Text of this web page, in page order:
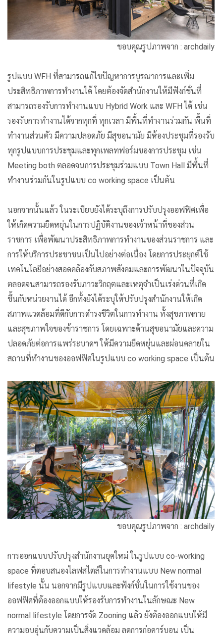
ขอบคุณรูปภาพจาก : archdaily
รูปแบบ WFH ที่สามารถแก้ไขปัญหาการบูรณาการและเพิ่ม
ประสิทธิภาพการทำงานได้ โดยต้องจัดสำนักงานให้มีฟังก์ชั่นที่
สามารถรองรับการทำงานแบบ Hybrid Work และ WFH ได้ เช่น
รองรับการทำงานได้จากทุกที่ ทุกเวลา มีพื้นที่ทำงานร่วมกัน พื้นที่
ทำงานส่วนตัว มีความปลอดภัย มีสุขอนามัย มีห้องประชุมที่รองรับ
ทุกรูปแบบการประชุมและทุกเพลทฟอร์มของการประชุม เช่น
Meeting both ตลอดจนการประชุมร่วมแบบ Town Hall มีพื้นที่
ทำงานร่วมกันในรูปแบบ co working space เป็นต้น
นอกจากนั้นแล้ว ในระเบียบยังได้ระบุถึงการปรับปรุงออฟฟิศเพื่อ
ให้เกิดความยืดหยุ่นในการปฏิบัติงานของเจ้าหน้าที่ของส่วน
ราชการ เพื่อพัฒนาประสิทธิภาพการทำงานของส่วนราชการ และ
การให้บริการประชาชนเป็นไปอย่างต่อเนื่อง โดยการประยุกต์ใช้
เทคโนโลยีอย่างสอดคล้องกับสภาพสังคมและการพัฒนาในปัจจุบัน
ตลอดจนสามารถรองรับภาวะวิกฤตและเหตุจำเป็นเร่งด่วนที่เกิด
ขึ้นกับหน่วยงานได้ อีกทั้งยังได้ระบุให้ปรับปรุงสำนักงานให้เกิด
สภาพแวดล้อมที่ดีกับการดำรงชีวิตในการทำงาน ทั้งสุขภาพกาย
และสุขภาพใจของข้าราชการ โดยเฉพาะด้านสุขอนามัยและความ
ปลอดภัยต่อการแพร่ระบาดฯ ให้มีความยืดหยุ่นและผ่อนคลายใน
สถานที่ทำงานของออฟฟิศในรูปแบบ co working space เป็นต้น
ขอบคุณรูปภาพจาก : archdaily
การออกแบบปรับปรุงสำนักงานยุคใหม่ ในรูปแบบ co-working
space ที่ตอบสนองไลฟสไตล์ในการทำงานแบบ New normal
lifestyle นั้น นอกจากมีรูปแบบและฟังก์ชั่นในการใช้งานของ
ออฟฟิศที่ต้องออกแบบให้รองรับการทำงานในลักษณะ New
normal lifestyle โดยการจัด Zooning แล้ว ยังต้องออกแบบให้มี
ความอบอุ่นกับความเป็นสิ่งแวดล้อม ลดการก่อคาร์บอน เป็น